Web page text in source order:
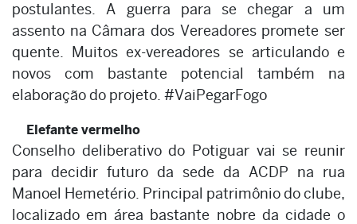
postulantes. A guerra para se chegar a um
assento na Câmara dos Vereadores promete ser
quente. Muitos ex-vereadores se articulando e
novos com bastante potencial também na
elaboração do projeto. #VaiPegarFogo
Elefante vermelho
Conselho deliberativo do Potiguar vai se reunir
para decidir futuro da sede da ACDP na rua
Manoel Hemetério. Principal patrimônio do clube,
localizado em área bastante nobre da cidade o